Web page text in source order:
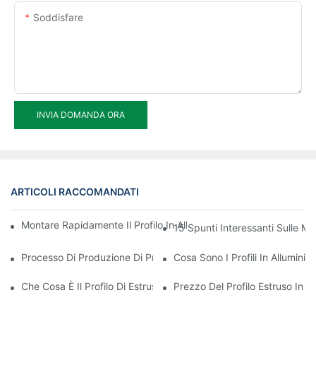
Soddisfare
INVIA DOMANDA ORA
ARTICOLI RACCOMANDATI
Montare Rapidamente Il Profilo In Alluminio A Taglio Termico
15 Spunti Interessanti Sulle
Processo Di Produzione Di Profili Di Estrusione Di Alluminio
Cosa Sono I Profili In Alluminio
Che Cosa È Il Profilo Di Estrusione Di AlluminioPrezzo Del Profilo Estruso In